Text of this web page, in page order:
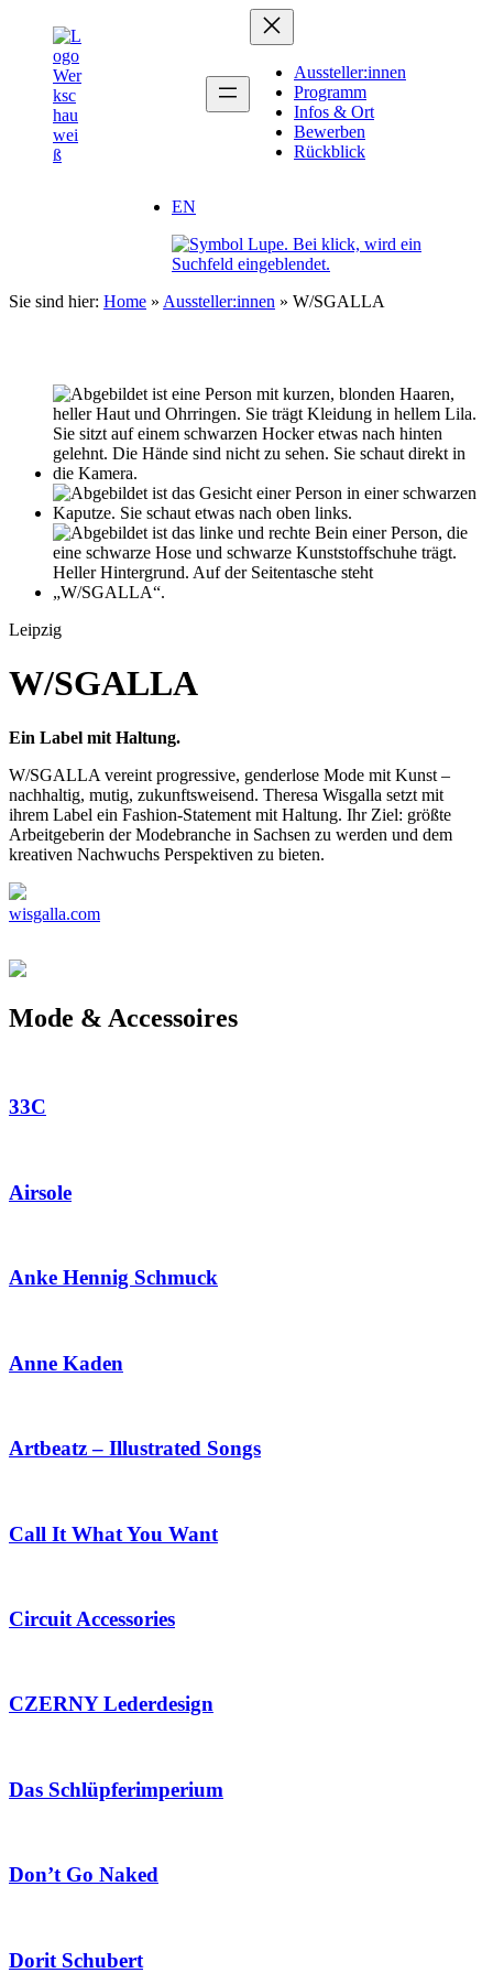
springen
Aussteller:innen
Programm
Infos & Ort
Bewerben
Rückblick
EN
Sie sind hier: Home » Aussteller:innen » W/SGALLA
Leipzig
W/SGALLA
Ein Label mit Haltung.
W/SGALLA vereint progressive, genderlose Mode mit Kunst –
nachhaltig, mutig, zukunftsweisend. Theresa Wisgalla setzt mit
ihrem Label ein Fashion-Statement mit Haltung. Ihr Ziel: größte
Arbeitgeberin der Modebranche in Sachsen zu werden und dem
kreativen Nachwuchs Perspektiven zu bieten.
wisgalla.com
Mode & Accessoires
33C
Airsole
Anke Hennig Schmuck
Anne Kaden
Artbeatz – Illustrated Songs
Call It What You Want
Circuit Accessories
CZERNY Lederdesign
Das Schlüpferimperium
Don’t Go Naked
Dorit Schubert